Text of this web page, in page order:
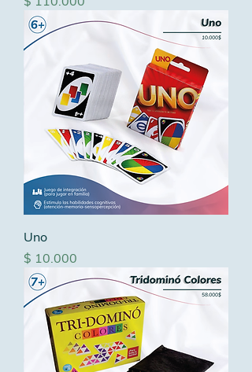
Uno
Precio
$ 10.000